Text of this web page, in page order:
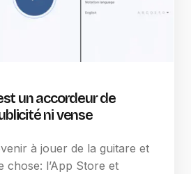
un accordeur de
ni vense
à jouer de la guitare et
chose: l’App Store et